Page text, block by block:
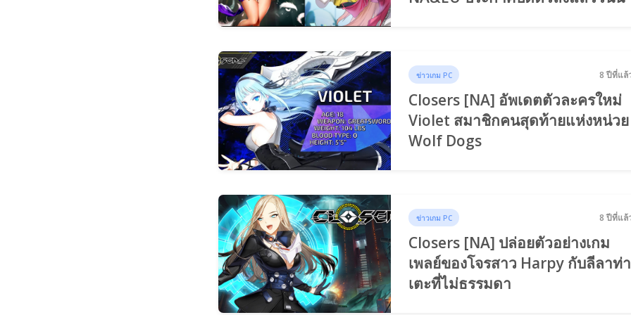
ข่าวเกม PC 8 ปีที่แล้
Closers [NA] อัพเดตตัวละครใหม่
Violet สมาชิกคนสุดท้ายแห่งหน่วย
Wolf Dogs
ข่าวเกม PC 8 ปีที่แล้
Closers [NA] ปล่อยตัวอย่างเกม
เพลย์ของโจรสาว Harpy กับลีลาท่า
เตะที่ไม่ธรรมดา